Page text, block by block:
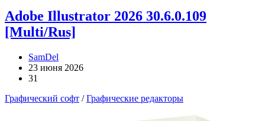
Adobe Illustrator 2026 30.6.0.109
[Multi/Rus]
SamDel
23 июня 2026
31
Графический софт /Графические редакторы